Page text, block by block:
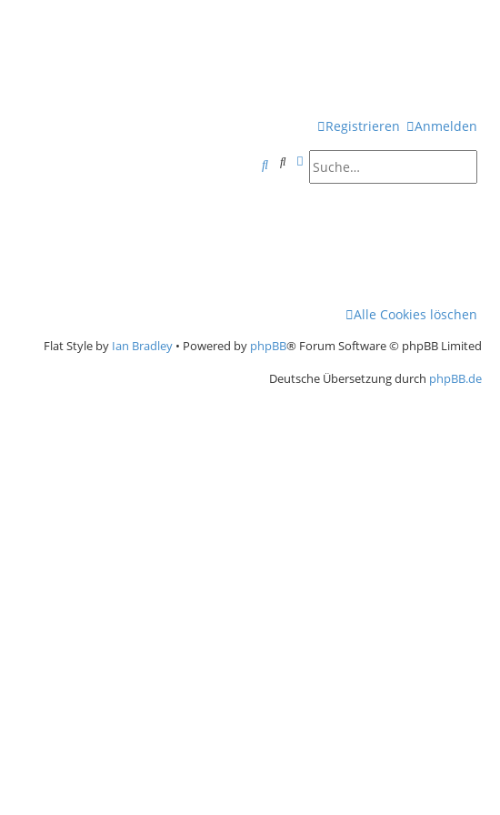
Anmelden
Registrieren
SucheErweiterte Suche
S
Alle Cookies löschen
Flat Style by Ian Bradley • Powered by phpBB® Forum Software © phpBB Limited
Deutsche Übersetzung durch phpBB.de